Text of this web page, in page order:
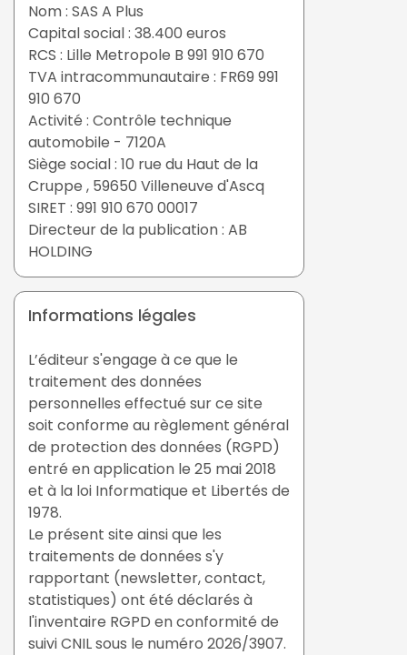
Nom : SAS A Plus
Capital social : 38.400 euros
RCS : Lille Metropole B 991 910 670
TVA intracommunautaire : FR69 991
910 670
Activité : Contrôle technique
automobile - 7120A
Siège social : 10 rue du Haut de la
Cruppe , 59650 Villeneuve d'Ascq
SIRET : 991 910 670 00017
Directeur de la publication : AB
HOLDING
Informations légales
L’éditeur s'engage à ce que le
traitement des données
personnelles effectué sur ce site
soit conforme au règlement général
de protection des données (RGPD)
entré en application le 25 mai 2018
et à la loi Informatique et Libertés de
1978.
Le présent site ainsi que les
traitements de données s'y
rapportant (newsletter, contact,
statistiques) ont été déclarés à
l'inventaire RGPD en conformité de
suivi CNIL sous le numéro 2026/3907.